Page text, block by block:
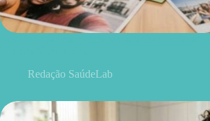
Redação SaúdeLab